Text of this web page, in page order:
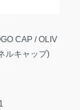
CAP / OLIV
ルキャップ)